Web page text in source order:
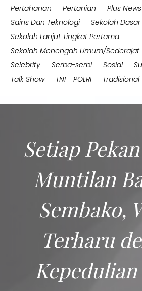
Pertahanan
Pertanian Plus News
Sains Dan Teknologi
Sekolah Dasar
Sekolah Lanjut Tingkat Pertama
Sekolah Menengah Umum/Sederajat
Selebrity
Serba-serbi Sosial
Talk Show
TNI - POLRI Tradisional
Setiap
Muntilan
Sembako,
Terharu